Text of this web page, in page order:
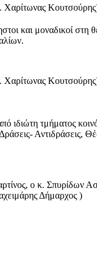
Χαρίτωνας
και μοναδικοί στη
Χαρίτωνας
ιδιώτη τμήματος
Αντιδράσεις,
ο κ. Σπυρίδων
Δήμαρχος )